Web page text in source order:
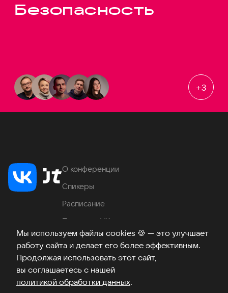
Мы используем файлы cookies 🍪 — это улучшает
работу сайта и делает его более эффективным.
Продолжая использовать этот сайт,
вы соглашаетесь с нашей
политикой обработки данных.
Безопасность
+3
О конференции
Спикеры
Расписание
Продукты VK
Место проведения
Часто задаваемые вопросы
ТелеграмВКонтакте
Хабр